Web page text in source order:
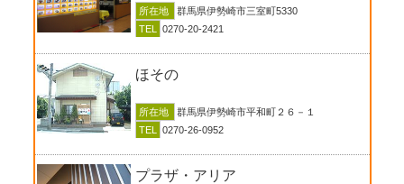
所在地
群馬県伊勢崎市三室町5330
TEL
0270-20-2421
ほその
所在地
群馬県伊勢崎市平和町２６－１
TEL
0270-26-0952
プラザ・アリア